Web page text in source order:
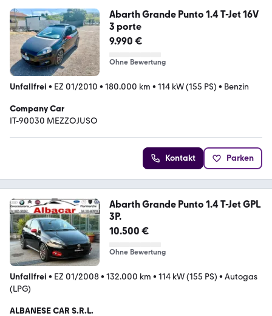
Abarth Grande Punto 1.4 T-Jet 16V
3 porte
9.990 €
Ohne Bewertung
Unfallfrei • EZ 01/2010 • 180.000 km • 114 kW (155 PS) • Benzin
Company Car
IT-90030 MEZZOJUSO
Kontakt Parken
Abarth Grande Punto 1.4 T-Jet GPL
3P.
10.500 €
Ohne Bewertung
Unfallfrei • EZ 01/2008• 132.000 km • 114 kW (155 PS) • Autogas
(LPG)
ALBANESE CAR S.R.L.